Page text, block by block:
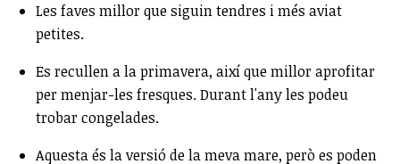
Les faves millor que siguin tendres i més aviat
petites.
Es recullen a la primavera, així que millor aprofitar
per menjar-les fresques. Durant l'any les podeu
trobar congelades.
Aquesta és la versió de la meva mare, però es poden